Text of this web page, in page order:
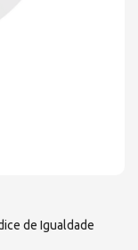
de Igualdade